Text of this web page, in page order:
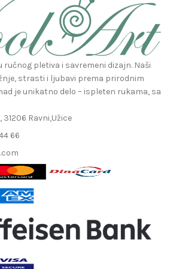
pletiva i savremeni dizajn. Naši
strasti i ljubavi prema prirodnim
je unikatno delo – ispleten rukama, sa
Ravni,Užice
66